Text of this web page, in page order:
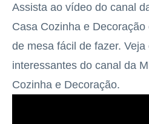
Assista ao vídeo do canal
Casa Cozinha e
de mesa fácil de fazer.
interessantes do canal da
Cozinha e Decoração.